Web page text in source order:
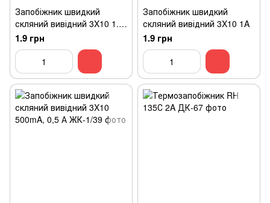
Запобіжник швидкий
скляний вивідний 3X10 1.5
A
1.9 грн
Запобіжник швидкий
скляний вивідний 3X10 1A
1.9 грн